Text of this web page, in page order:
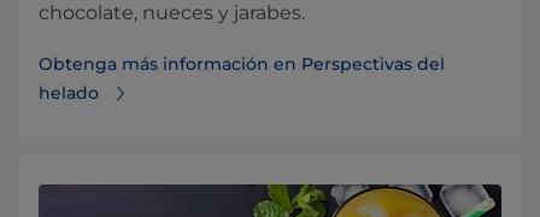
chocolate, nueces y jarabes.
Obtenga más información en Perspectivas del
helado